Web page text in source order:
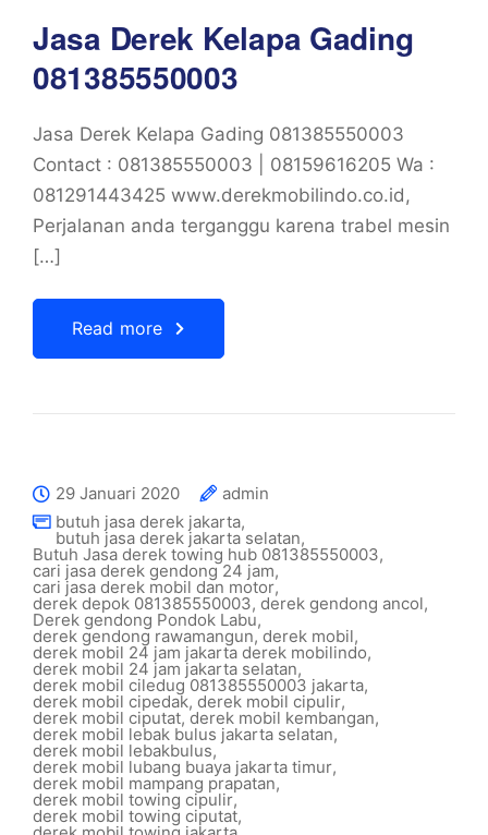
Jasa Derek Kelapa Gading
081385550003
Jasa Derek Kelapa Gading 081385550003
Contact : 081385550003 | 08159616205 Wa :
081291443425 www.derekmobilindo.co.id,
Perjalanan anda terganggu karena trabel mesin
[…]
Read more
29 Januari 2020
admin
butuh jasa derek jakarta,
butuh jasa derek jakarta selatan,
Butuh Jasa derek towing hub 081385550003,
cari jasa derek gendong 24 jam,
cari jasa derek mobil dan motor,
derek depok 081385550003, derek gendong ancol,
Derek gendong Pondok Labu,
derek gendong rawamangun,derek mobil,
derek mobil 24 jam jakarta derek mobilindo,
derek mobil 24 jam jakarta selatan,
derek mobil ciledug 081385550003 jakarta,
derek mobil cipedak, derek mobil cipulir,
derek mobil ciputat, derek mobil kembangan,
derek mobil lebak bulus jakarta selatan,
derek mobil lebakbulus,
derek mobil lubang buaya jakarta timur,
derek mobil mampang prapatan,
derek mobil towing cipulir,
derek mobil towing ciputat,